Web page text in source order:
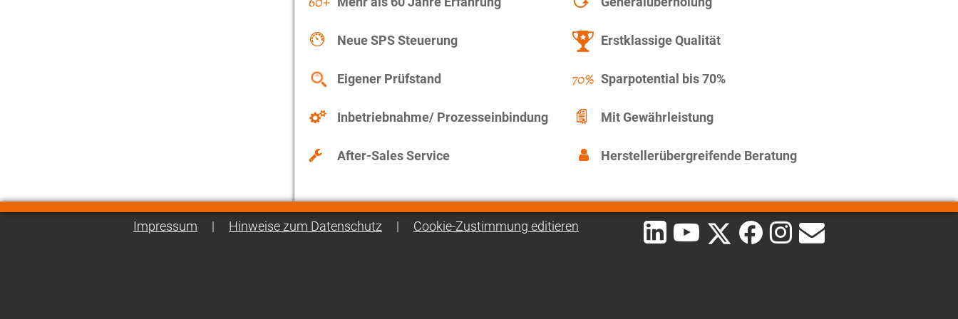
Neue SPS Steuerung Erstklassige Qualität
Eigener Prüfstand Sparpotential bis 70%
Inbetriebnahme/ Prozesseinbindung Mit Gewährleistung
After-Sales Service Herstellerübergreifende Beratung
Impressum | Hinweise zum Datenschutz | Cookie-Zustimmung editieren